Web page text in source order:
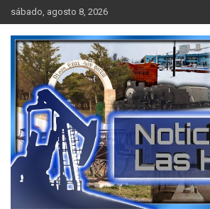
Skip
to
content
sábado, agosto 8, 2026